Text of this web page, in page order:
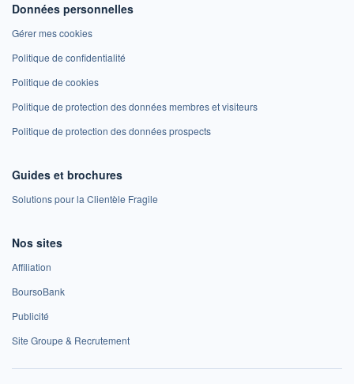
Données personnelles
Gérer mes cookies
Politique de confidentialité
Politique de cookies
Politique de protection des données membres et visiteurs
Politique de protection des données prospects
Guides et brochures
Solutions pour la Clientèle Fragile
Nos sites
Affiliation
BoursoBank
Publicité
Site Groupe & Recrutement